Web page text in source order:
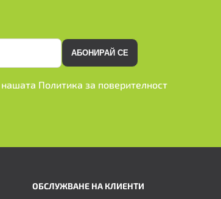
АБОНИРАЙ СЕ
нашата Политика за поверителност
ОБСЛУЖВАНЕ НА КЛИЕНТИ